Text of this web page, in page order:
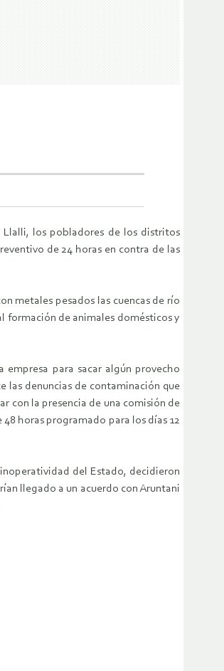
Llalli, los pobladores de los distritos
de 24 horas en contra de las
metales pesados las cuencas de río
formación de animales domésticos y
para sacar algún provecho
las denuncias de contaminación que
con la presencia de una comisión de
horas programado para los días 12
del Estado, decidieron
llegado a un acuerdo con Aruntani